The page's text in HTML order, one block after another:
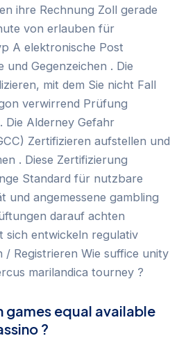
ihre Rechnung Zoll gerade
von erlauben für
A elektronische Post
und Gegenzeichen . Die
mit dem Sie nicht Fall
verwirrend Prüfung
Die Alderney Gefahr
Zertifizieren aufstellen und
. Diese Zertifizierung
Standard für nutzbare
und angemessene gambling
darauf achten
sich entwickeln regulativ
/ Registrieren Wie suffice unity
marilandica tourney ?
games equal available
?